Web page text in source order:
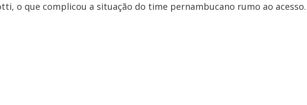
o que complicou a situação do time pernambucano rumo ao acesso.